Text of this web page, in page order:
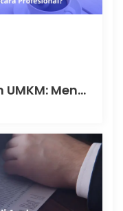
Jasa Laporan Keuangan UMKM: Mengapa Pelaku Usaha Kecil Perlu Mengelola Keuangan Secara Profesional?